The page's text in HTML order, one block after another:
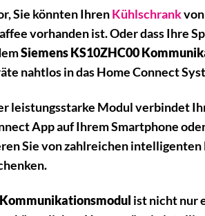
Sie könnten IhrenKühlschrank
vorhanden ist. Oder dass Ihre
Siemens KS10ZHC00
nahtlos in das Home Connect
leistungsstarke Modul verbindet
App auf Ihrem Smartphone
Sie von zahlreichen
ist nicht nur